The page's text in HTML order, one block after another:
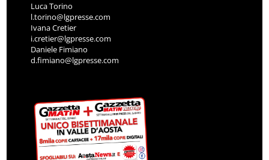
Luca Torino
l.torino@lgpresse.com
Ivana Cretier
i.cretier@lgpresse.com
Daniele Fimiano
d.fimiano@lgpresse.com